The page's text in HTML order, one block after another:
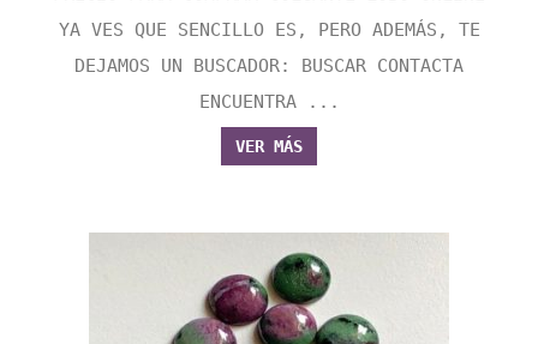
YA VES QUE SENCILLO ES, PERO ADEMÁS, TE
DEJAMOS UN BUSCADOR: BUSCAR CONTACTA
ENCUENTRA ...
VER MÁS